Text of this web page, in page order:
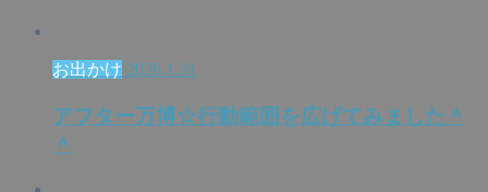
お出かけ 2026.1.31
アフター万博☆行動範囲を広げてみました＾
＾